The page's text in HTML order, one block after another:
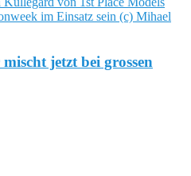
jetzt bei grossen